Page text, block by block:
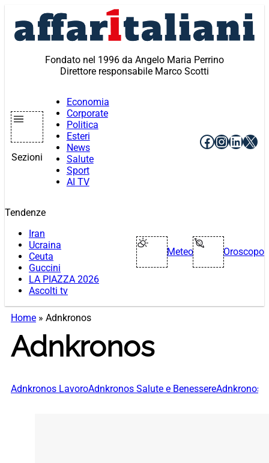
contenuto
Fondato nel 1996 da Angelo Maria Perrino
Direttore responsabile Marco Scotti
Sezioni
Economia
Corporate
Politica
Esteri
News
Salute
Sport
AI TV
Facebook
X
Tendenze
Iran
Ucraina
Ceuta
Guccini
LA PIAZZA 2026
Ascolti tv
Meteo Oroscopo
Home » Adnkronos
Adnkronos
Adnkronos LavoroAdnkronos Salute e BenessereAdnkronos